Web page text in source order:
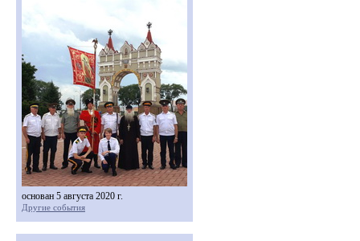
основан 5 августа 2020 г.
Другие события